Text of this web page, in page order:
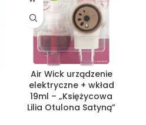
Air Wick urządzenie
elektryczne + wkład
19ml – „Księżycowa
Lilia Otulona Satyną”